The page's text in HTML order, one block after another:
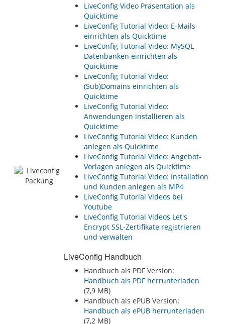
LiveConfig Video Präsentation als
Quicktime
LiveConfig Tutorial Video: E-Mails
einrichten als Quicktime
LiveConfig Tutorial Video: MySQL
Datenbanken einrichten als
Quicktime
LiveConfig Tutorial Video:
(Sub)Domains einrichten als
Quicktime
LiveConfig Tutorial Video:
Anwendungen installieren als
Quicktime
LiveConfig Tutorial Video: Kunden
anlegen als Quicktime
LiveConfig Tutorial Video: Angebot-
Vorlagen anlegen als Quicktime
LiveConfig Tutorial Video: Installation
und Kunden anlegen als MP4
LiveConfig Tutorial Videos bei
Youtube
LiveConfig Tutorial Videos Let's
Encrypt SSL-Zertifikate registrieren
und verwalten
LiveConfig Handbuch
Handbuch als PDF Version:
Handbuch als PDF herrunterladen
(7,9 MB)
Handbuch als ePUB Version:
Handbuch als ePUB herrunterladen
(7,2 MB)